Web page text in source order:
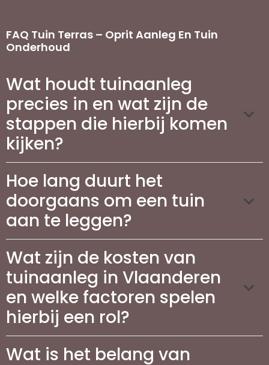
FAQ Tuin Terras – Oprit Aanleg En Tuin
Onderhoud
Wat houdt tuinaanleg
precies in en wat zijn de
stappen die hierbij komen
kijken?
Hoe lang duurt het
doorgaans om een tuin
aan te leggen?
Wat zijn de kosten van
tuinaanleg in Vlaanderen
en welke factoren spelen
hierbij een rol?
Wat is het belang van